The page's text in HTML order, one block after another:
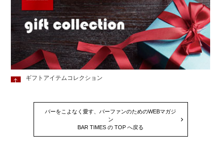
ギフトアイテムコレクション
バーをこよなく愛す、バーファンのためのWEBマガジ
ン
BAR TIMES の TOP へ戻る